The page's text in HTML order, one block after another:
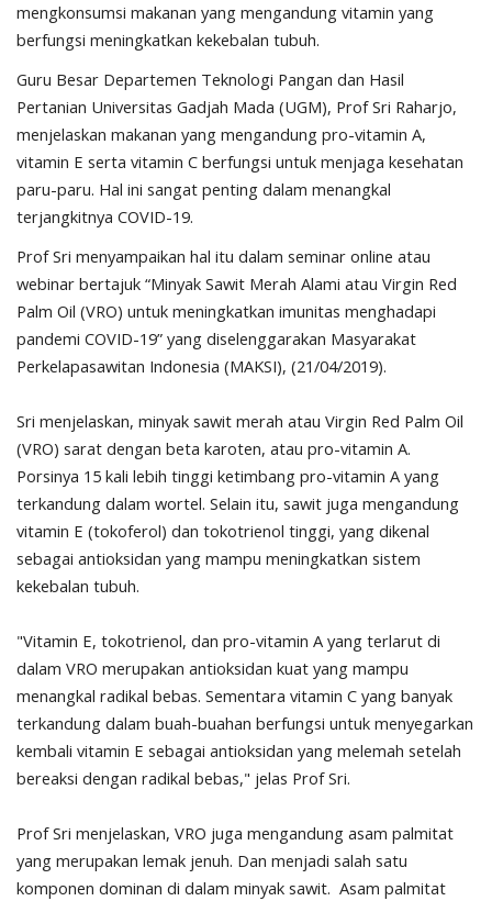
mengkonsumsi makanan yang mengandung vitamin yang
berfungsi meningkatkan kekebalan tubuh.
Guru Besar Departemen Teknologi Pangan dan Hasil
Pertanian Universitas Gadjah Mada (UGM), Prof Sri Raharjo,
menjelaskan makanan yang mengandung pro-vitamin A,
vitamin E serta vitamin C berfungsi untuk menjaga kesehatan
paru-paru. Hal ini sangat penting dalam menangkal
terjangkitnya COVID-19.
Prof Sri menyampaikan hal itu dalam seminar online atau
webinar bertajuk “Minyak Sawit Merah Alami atau Virgin Red
Palm Oil (VRO) untuk meningkatkan imunitas menghadapi
pandemi COVID-19” yang diselenggarakan Masyarakat
Perkelapasawitan Indonesia (MAKSI), (21/04/2019).
Sri menjelaskan, minyak sawit merah atau Virgin Red Palm Oil
(VRO) sarat dengan beta karoten, atau pro-vitamin A.
Porsinya 15 kali lebih tinggi ketimbang pro-vitamin A yang
terkandung dalam wortel. Selain itu, sawit juga mengandung
vitamin E (tokoferol) dan tokotrienol tinggi, yang dikenal
sebagai antioksidan yang mampu meningkatkan sistem
kekebalan tubuh.
"Vitamin E, tokotrienol, dan pro-vitamin A yang terlarut di
dalam VRO merupakan antioksidan kuat yang mampu
menangkal radikal bebas. Sementara vitamin C yang banyak
terkandung dalam buah-buahan berfungsi untuk menyegarkan
kembali vitamin E sebagai antioksidan yang melemah setelah
bereaksi dengan radikal bebas," jelas Prof Sri.
Prof Sri menjelaskan, VRO juga mengandung asam palmitat
yang merupakan lemak jenuh. Dan menjadi salah satu
komponen dominan di dalam minyak sawit. Asam palmitat